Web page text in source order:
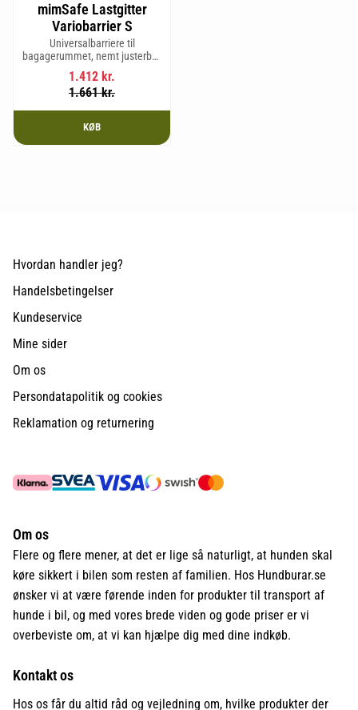
mimSafe Lastgitter
Variobarrier S
Universalbarriere til
bagagerummet, nemt justerbar,
så den passer til din bils form
for en sikker og tryg rejse med
kæledyr eller last.
1.412 kr.
1.661kr.
KØB
Hvordan handler jeg?
Handelsbetingelser
Kundeservice
Mine sider
Om os
Persondatapolitik og cookies
Reklamation og returnering
Om os
Flere og flere mener, at det er lige så naturligt, at hunden skal
køre sikkert i bilen som resten af familien. Hos Hundburar.se
ønsker vi at være førende inden for produkter til transport af
hunde i bil, og med vores brede viden og gode priser er vi
overbeviste om, at vi kan hjælpe dig med dine indkøb.
Kontakt os
Hos os får du altid råd og vejledning om, hvilke produkter der